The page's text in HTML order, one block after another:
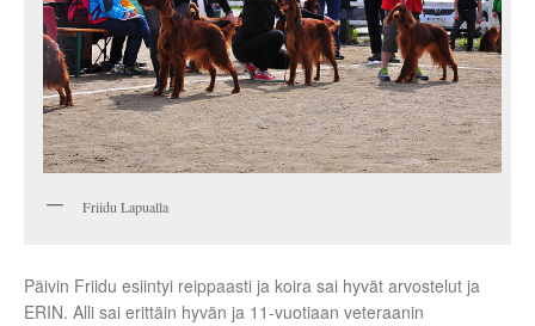
Friidu Lapualla
Päivin Friidu esiintyi reippaasti ja koira sai hyvät arvostelut ja
ERIN. Alli sai erittäin hyvän ja 11-vuotiaan veteraanin